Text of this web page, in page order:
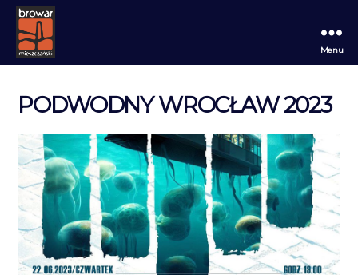
Browar
Menu
PODWODNY WROCŁAW 2023